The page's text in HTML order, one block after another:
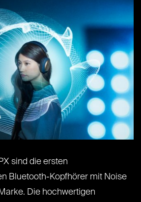
sind die ersten
Bluetooth-Kopfhörer mit Noise
Die hochwertigen